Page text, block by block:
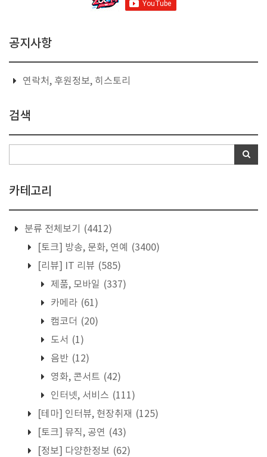
공지사항
연락처, 후원정보, 히스토리
검색
카테고리
분류 전체보기
(4412)
[토크] 방송, 문화, 연예
(3400)
[리뷰] IT 리뷰 (585)
제품, 모바일 (337)
카메라 (61)
캠코더 (20)
도서 (1)
음반 (12)
영화, 콘서트 (42)
인터넷, 서비스 (111)
[테마] 인터뷰, 현장취재 (125)
[토크] 뮤직, 공연 (43)
[정보] 다양한정보 (62)